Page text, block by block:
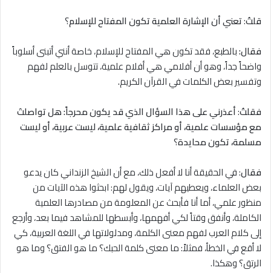
قلتُ:تعني أن الإشارة العلمية تكون المفتاح للإسلام؟
فقال:بالطبع، فقد تكون هي المفتاح للإسلام، خاصة أنني أتبنى أسلوباً
واضحاً جداً، وهو أن أفلامي هي أفلام علمية، تتوسل بالعلم لفهم
وتفسير بعض الكلمات في القرآن الكريم.
فقلتُ:أعذرني على هذا السؤال الذي قد يكون محرجاً: هل تواصلتَ
مع مؤسسات علمية، أو مراكز ثقافية علمية، ليست عربية، أو ليست
مسلمة، تكون محايدة؟
فقال: في الحقيقة أنا ﻻ أفعل ذلك، مع أن الشيخ الزنداني كان يدعو
بعض العلماء، ويعطيهم آيات، ويقول لهم: ابحثوا هذه الآيات من
منظور علمي، أما أنا فأبحث عن المعلومة من مصادرها العلمية
الكاملة، وأنفق وقتاً لكي أفهمها، وأبسطها للمشاهد فيما بعد، وأرجع
إلى كلام العرب لفهم معنى الكلمة، ومدلولاتها في اللغة العربية، كي
ﻻ أقع في الخطأ، فمثلاً: ما معنى كلمة الحبك؟ ما هو الفتق؟ وما هو
الرتق؟ وهكذا.